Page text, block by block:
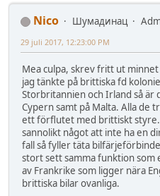
Nico Шумадинац
29 juli 2017, 12:23:00 PM
Mea culpa, skrev fritt ut
jag tänkte på brittiska fd
Storbritannien och Irland så är
Cypern samt på Malta. Alla de
ett förflutet med brittiskt
sannolikt något att inte ha en
fall så fyller täta
stort sett samma funktion som
av Frankrike som ligger nära
brittiska bilar ovanliga.